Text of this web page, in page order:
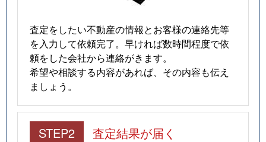
査定をしたい不動産の情報とお客様の連絡先等
を入力して依頼完了。早ければ数時間程度で依
頼をした会社から連絡がきます。
希望や相談する内容があれば、その内容も伝え
ましょう。
STEP2 査定結果が届く